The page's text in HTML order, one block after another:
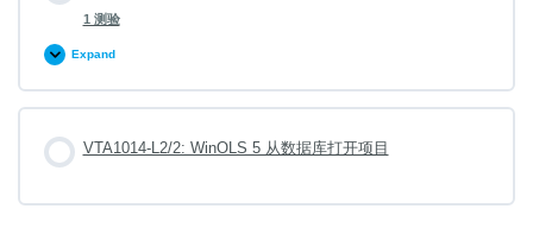
1 测验
Expand
VTA1014-
WinOLS
新
项
VTA1014-L2/2: WinOLS 5 从数据库打开项目